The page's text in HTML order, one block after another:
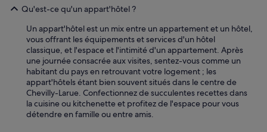
Qu'est-ce qu'un appart'hôtel ?
Un appart'hôtel est un mix entre un appartement et un hôtel,
vous offrant les équipements et services d'un hôtel
classique, et l'espace et l'intimité d'un appartement. Après
une journée consacrée aux visites, sentez-vous comme un
habitant du pays en retrouvant votre logement ; les
appart'hôtels étant bien souvent situés dans le centre de
Chevilly-Larue. Confectionnez de succulentes recettes dans
la cuisine ou kitchenette et profitez de l'espace pour vous
détendre en famille ou entre amis.